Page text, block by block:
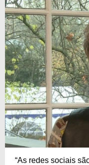
“As redes sociais